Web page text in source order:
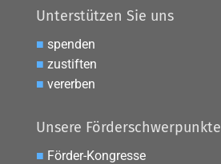
Unterstützen Sie uns
■ spenden
■ zustiften
■ vererben
Unsere Förderschwerpunkte
■ Förder-Kongresse